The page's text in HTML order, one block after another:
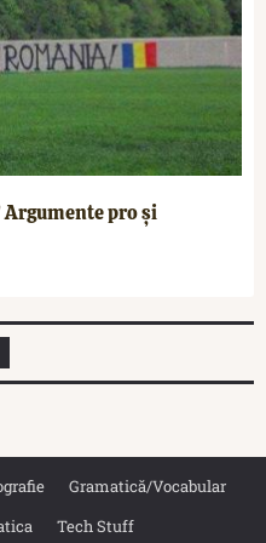
pro și
Gramatică/Vocabular
Tech Stuff